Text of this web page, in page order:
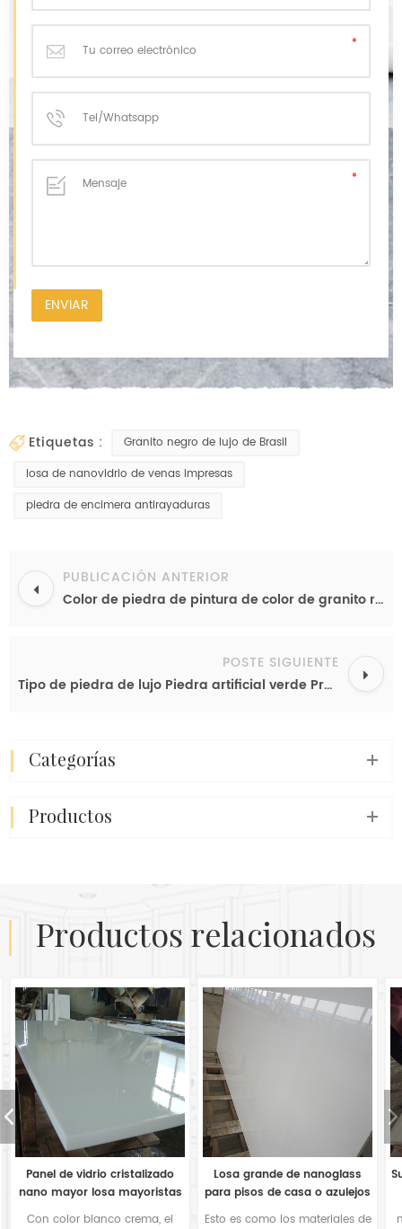
etiquetas :
Granito negro de lujo de Brasil
losa de nanovidrio de venas impresas
piedra de encimera antirayaduras
PUBLICACIÓN ANTERIOR
Color de piedra de pintura de color de granito rojo sobre losa blanca de Nanoglass sin rayones ni absorción de agua
POSTE SIGUIENTE
Tipo de piedra de lujo Piedra artificial verde Precio barato Nanoglass Encimera Losa de piedra Superficie pulida
categorías
productos
productos relacionados
Losa grande de nanoglass
para pisos de casa o azulejos
Esto es como los materiales de
Super Nano Glass para pilares
que cubren materiales de
nanoglass también se puede